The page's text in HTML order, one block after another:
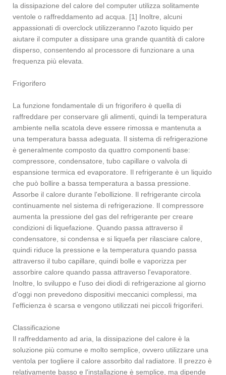
la dissipazione del calore del computer utilizza solitamente
ventole o raffreddamento ad acqua. [1] Inoltre, alcuni
appassionati di overclock utilizzeranno l'azoto liquido per
aiutare il computer a dissipare una grande quantità di calore
disperso, consentendo al processore di funzionare a una
frequenza più elevata.
Frigorifero
La funzione fondamentale di un frigorifero è quella di
raffreddare per conservare gli alimenti, quindi la temperatura
ambiente nella scatola deve essere rimossa e mantenuta a
una temperatura bassa adeguata. Il sistema di refrigerazione
è generalmente composto da quattro componenti base:
compressore, condensatore, tubo capillare o valvola di
espansione termica ed evaporatore. Il refrigerante è un liquido
che può bollire a bassa temperatura a bassa pressione.
Assorbe il calore durante l'ebollizione. Il refrigerante circola
continuamente nel sistema di refrigerazione. Il compressore
aumenta la pressione del gas del refrigerante per creare
condizioni di liquefazione. Quando passa attraverso il
condensatore, si condensa e si liquefa per rilasciare calore,
quindi riduce la pressione e la temperatura quando passa
attraverso il tubo capillare, quindi bolle e vaporizza per
assorbire calore quando passa attraverso l'evaporatore.
Inoltre, lo sviluppo e l'uso dei diodi di refrigerazione al giorno
d'oggi non prevedono dispositivi meccanici complessi, ma
l'efficienza è scarsa e vengono utilizzati nei piccoli frigoriferi.
Classificazione
Il raffreddamento ad aria, la dissipazione del calore è la
soluzione più comune e molto semplice, ovvero utilizzare una
ventola per togliere il calore assorbito dal radiatore. Il prezzo è
relativamente basso e l'installazione è semplice, ma dipende